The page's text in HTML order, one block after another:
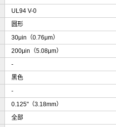
UL94 V-0
圆形
30μin（0.76μm）
200μin（5.08μm）
-
黑色
-
0.125"（3.18mm）
全部